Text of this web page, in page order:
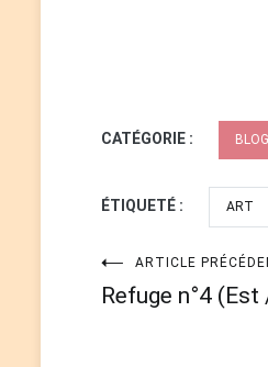
CATÉGORIE : BLOG
ÉTIQUETÉ : ART
ARTICLE
Refuge n°4